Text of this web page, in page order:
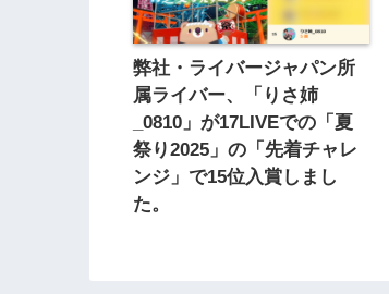
弊社・ライバージャパン所
属ライバー、「りさ姉
_0810」が17LIVEでの「夏
祭り2025」の「先着チャレ
ンジ」で15位入賞しまし
た。